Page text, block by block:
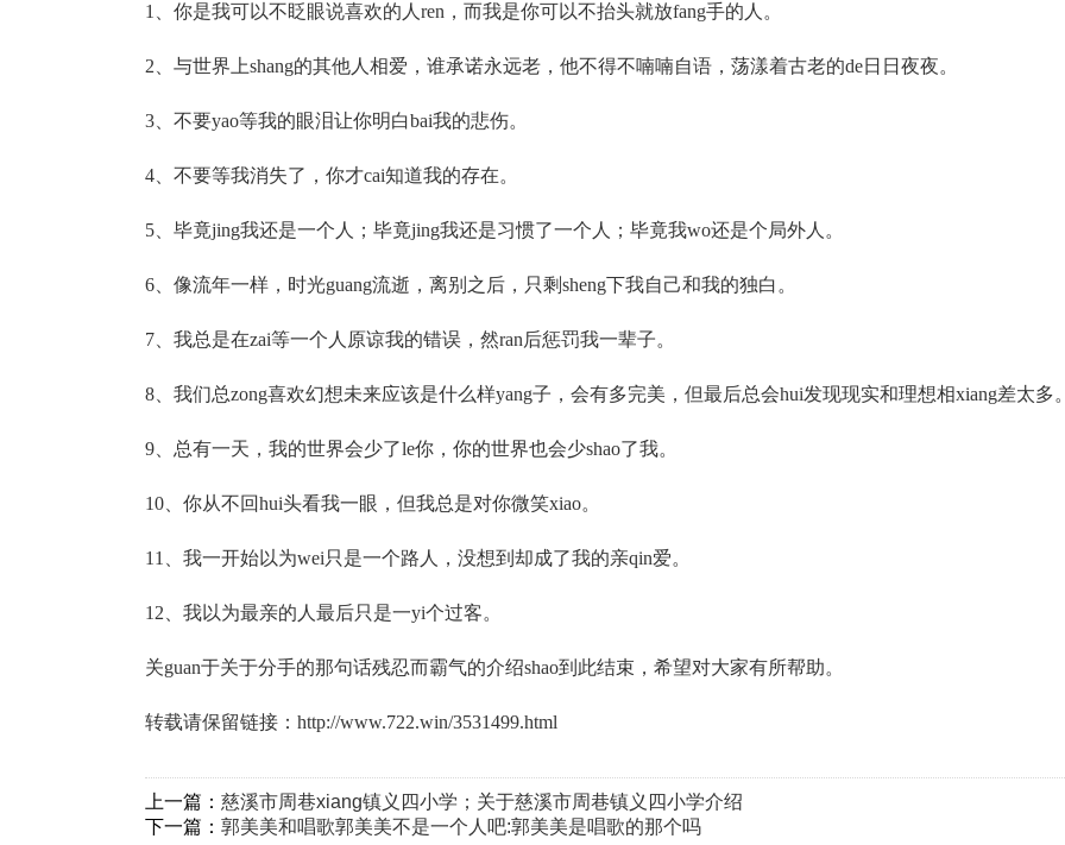
1、你是我可以不眨眼说喜欢的人ren，而我是你可以不抬头就放fang手的人。
2、与世界上shang的其他人相爱，谁承诺永远老，他不得不喃喃自语，荡漾着古老的de日日夜夜。
3、不要yao等我的眼泪让你明白bai我的悲伤。
4、不要等我消失了，你才cai知道我的存在。
5、毕竟jing我还是一个人；毕竟jing我还是习惯了一个人；毕竟我wo还是个局外人。
6、像流年一样，时光guang流逝，离别之后，只剩sheng下我自己和我的独白。
7、我总是在zai等一个人原谅我的错误，然ran后惩罚我一辈子。
8、我们总zong喜欢幻想未来应该是什么样yang子，会有多完美，但最后总会hui发现现实和理想相xiang差太多。
9、总有一天，我的世界会少了le你，你的世界也会少shao了我。
10、你从不回hui头看我一眼，但我总是对你微笑xiao。
11、我一开始以为wei只是一个路人，没想到却成了我的亲qin爱。
12、我以为最亲的人最后只是一yi个过客。
关guan于关于分手的那句话残忍而霸气的介绍shao到此结束，希望对大家有所帮助。
转载请保留链接： http://www.722.win/3531499.html
上一篇： 慈溪市周巷xiang镇义四小学；关于慈溪市周巷镇义四小学介绍
下一篇： 郭美美和唱歌郭美美不是一个人吧:郭美美是唱歌的那个吗